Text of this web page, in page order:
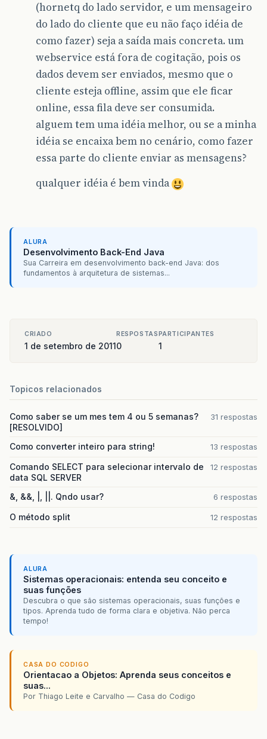
(hornetq do lado servidor, e um mensageiro
do lado do cliente que eu não faço idéia de
como fazer) seja a saída mais concreta. um
webservice está fora de cogitação, pois os
dados devem ser enviados, mesmo que o
cliente esteja offline, assim que ele ficar
online, essa fila deve ser consumida.
alguem tem uma idéia melhor, ou se a minha
idéia se encaixa bem no cenário, como fazer
essa parte do cliente enviar as mensagens?
qualquer idéia é bem vinda
ALURA
Desenvolvimento Back-End Java
Sua Carreira em desenvolvimento back-end Java: dos
fundamentos à arquitetura de sistemas...
CRIADO
1 de setembro de 2011
RESPOSTAS
0
PARTICIPANTES
1
Topicos relacionados
Como saber se um mes tem 4 ou 5 semanas?
[RESOLVIDO]
31 respostas
Como converter inteiro para string! 13 respostas
Comando SELECT para selecionar intervalo de
data SQL SERVER
12 respostas
&, &&, |, ||. Qndo usar? 6 respostas
O método split 12 respostas
ALURA
Sistemas operacionais: entenda seu conceito e
suas funções
Descubra o que são sistemas operacionais, suas funções e
tipos. Aprenda tudo de forma clara e objetiva. Não perca
tempo!
CASA DO CODIGO
Orientacao a Objetos: Aprenda seus conceitos e
suas...
Por Thiago Leite e Carvalho — Casa do Codigo